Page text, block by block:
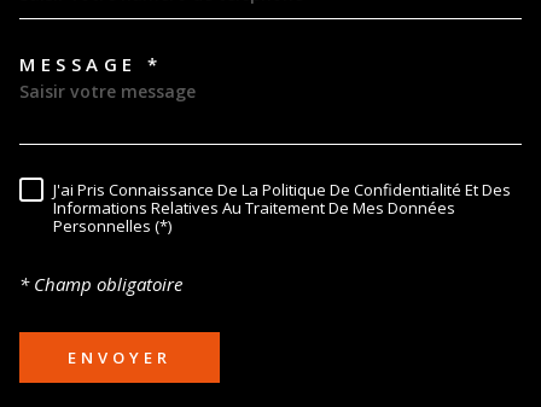
MESSAGE *
RÈGLEMENTATION
J'ai Pris Connaissance De La Politique De Confidentialité Et Des
Informations Relatives Au Traitement De Mes Données
Personnelles (*)
* Champ obligatoire
ENVOYER